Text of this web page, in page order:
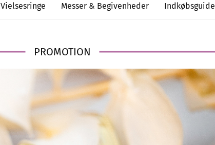
Vielsesringe Messer & Begivenheder Indkøbsguide
PROMOTION